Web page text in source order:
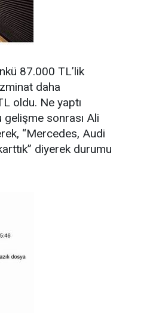
87.000 TL’lik
daha
oldu. Ne yaptı
gelişme sonrası Ali
“Mercedes, Audi
diyerek durumu